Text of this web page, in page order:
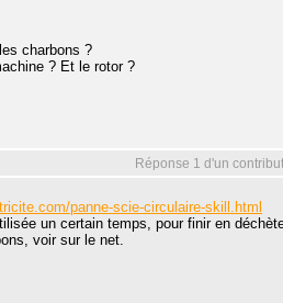
charbons ?
? Et le rotor ?
Réponse 1 d'un
panne-scie-circulaire-skill.html
un certain temps, pour finir en
voir sur le net.